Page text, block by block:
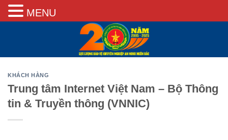
KHÁCH HÀNG
Trung tâm Internet Việt Nam – Bộ Thông
tin & Truyền thông (VNNIC)
MENU